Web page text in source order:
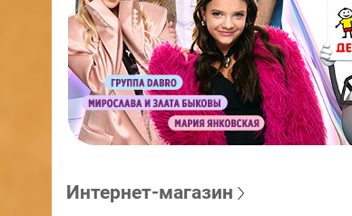
Интернет-магазин